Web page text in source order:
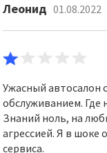
Леонид 01.08.2022
Ужасный автосалон
обслуживанием. Где
Знаний ноль, на
агрессией. Я в шоке
сервиса.